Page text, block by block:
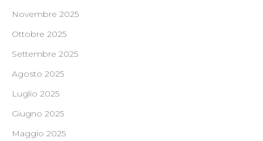
Novembre 2025
Ottobre 2025
Settembre 2025
Agosto 2025
Luglio 2025
Giugno 2025
Maggio 2025